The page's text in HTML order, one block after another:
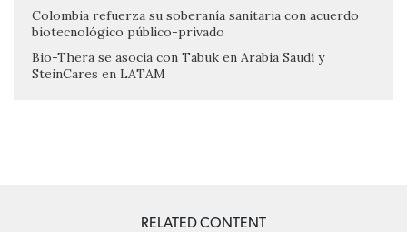
Colombia refuerza su soberanía sanitaria con acuerdo
biotecnológico público-privado
Bio-Thera se asocia con Tabuk en Arabia Saudí y
SteinCares en LATAM
RELATED CONTENT